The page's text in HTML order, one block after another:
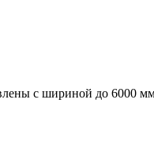
с шириной до 6000